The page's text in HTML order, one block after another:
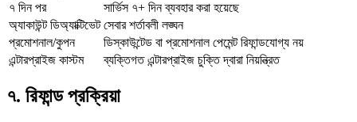
৭ দিন পর
সার্ভিস ৭+ দিন ব্যবহার করা হয়েছে
অ্যাকাউন্ট ডিঅ্যাক্টিভেট সেবার শর্তাবলী লঙ্ঘন
প্রমোশনাল/কুপন
ডিস্কাউন্টেড বা প্রমোশনাল পেমেন্ট রিফান্ডযোগ্য নয়
এন্টারপ্রাইজ কাস্টম
ব্যক্তিগত এন্টারপ্রাইজ চুক্তি দ্বারা নিয়ন্ত্রিত
৭. রিফান্ড প্রক্রিয়া